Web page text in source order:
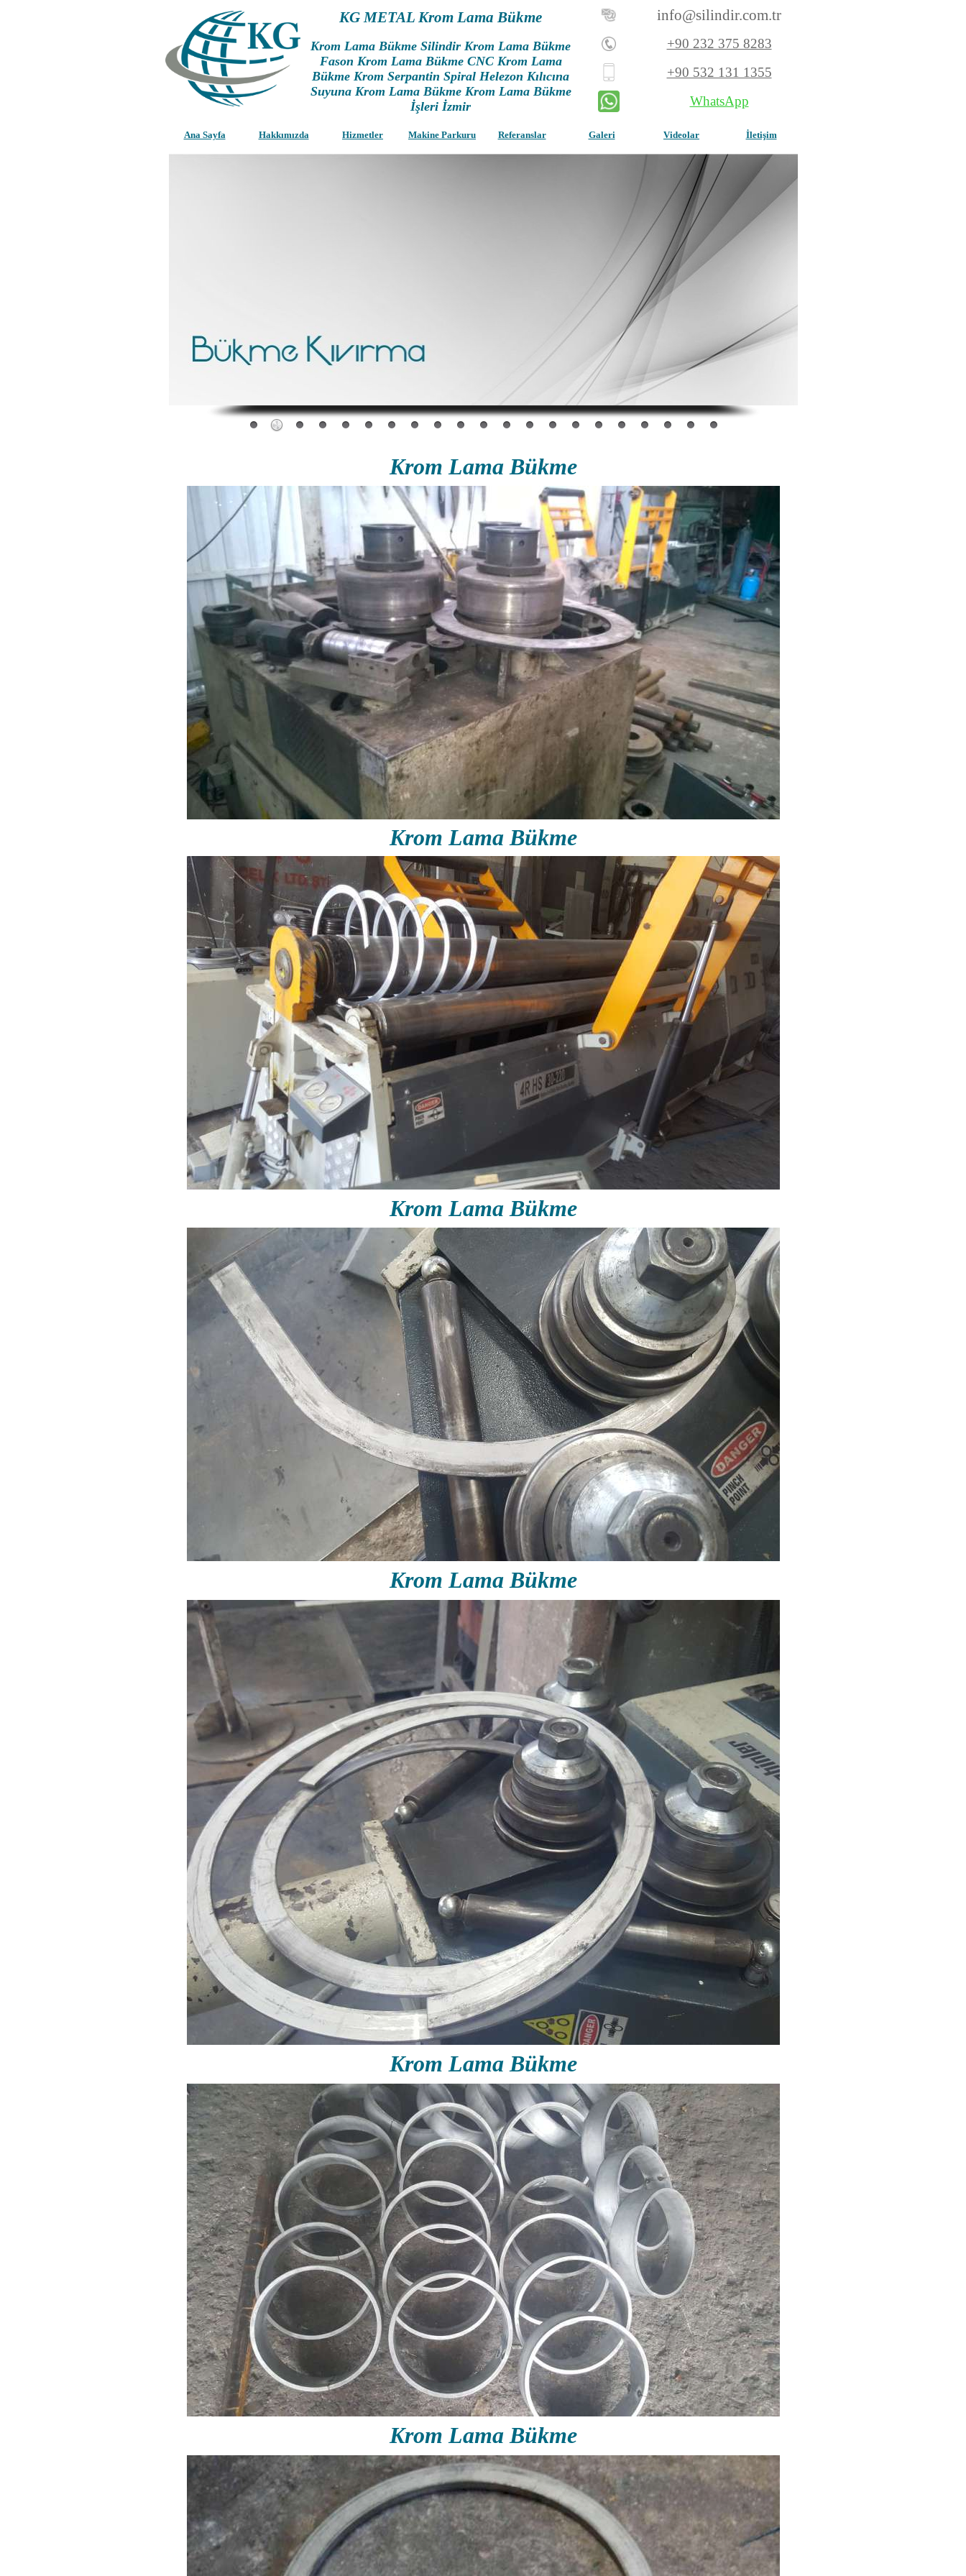
KG METAL Krom Lama Bükme info@silindir.com.tr
+90 232 375 8283
+90 532 131 1355
WhatsApp
Krom Lama Bükme Silindir Krom Lama Bükme
Fason Krom Lama Bükme CNC Krom Lama
Bükme Krom Serpantin Spiral Helezon Kılıcına
Suyuna Krom Lama Bükme Krom Lama Bükme
İşleri İzmir
Ana Sayfa Hakkımızda Hizmetler Makine Parkuru Referanslar Galeri Videolar İletişim
Krom Lama Bükme
Krom Lama Bükme
Krom Lama Bükme
Krom Lama Bükme
Krom Lama Bükme
Krom Lama Bükme